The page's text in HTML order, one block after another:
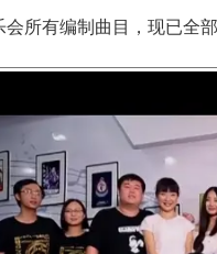
有编制曲目，现已全部